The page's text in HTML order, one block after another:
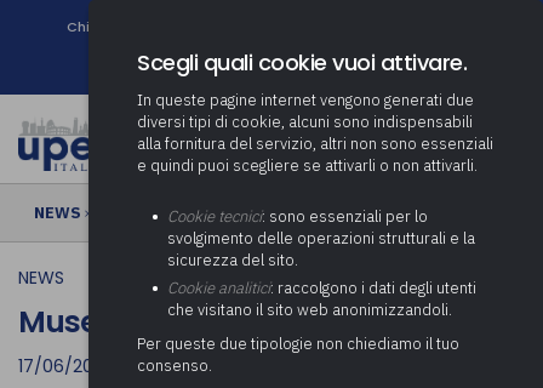
Chi siamo
Newsletter
NEWS › Museo della Collegiata
NEWS
Museo della Collegiata
17/06/2021
Scegli quali cookie vuoi attivare.
In queste pagine internet vengono generati due
diversi tipi di cookie, alcuni sono indispensabili
alla fornitura del servizio, altri non sono essenziali
e quindi puoi scegliere se attivarli o non attivarli.
Cookie tecnici: sono essenziali per lo
svolgimento delle operazioni strutturali e la
sicurezza del sito.
Cookie analitici: raccolgono i dati degli utenti
che visitano il sito web anonimizzandoli.
Per queste due tipologie non chiediamo il tuo
consenso.